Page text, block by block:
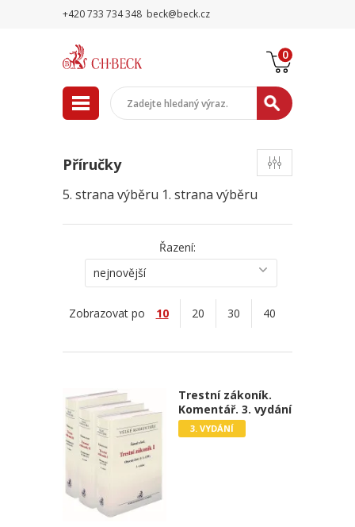
+420 733 734 348 beck@beck.cz
0
Příručky
5. strana výběru 1. strana výběru
Řazení:
nejnovější
Zobrazovat po 10 20 30 40
Trestní zákoník.
Komentář. 3. vydání
3. VYDÁNÍ